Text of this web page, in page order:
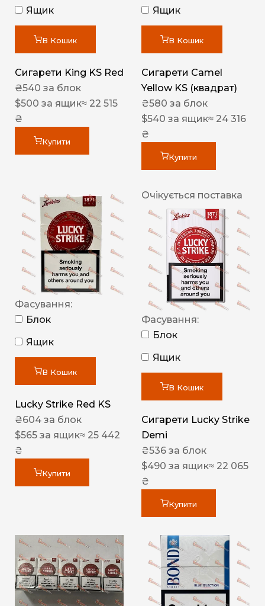
Ящик
В Кошик
Сигарети King KS Red
₴540 за блок
$500 за ящик≈ 22 515
₴
Купити
Ящик
В Кошик
Сигарети Camel
Yellow KS (квадрат)
₴580 за блок
$540 за ящик≈ 24 316
₴
Купити
Фасування:
Блок
Ящик
В Кошик
Lucky Strike Red KS
₴604 за блок
$565 за ящик≈ 25 442
₴
Купити
Очікується поставка
Фасування:
Блок
Ящик
В Кошик
Сигарети Lucky Strike
Demi
₴536 за блок
$490 за ящик≈ 22 065
₴
Купити